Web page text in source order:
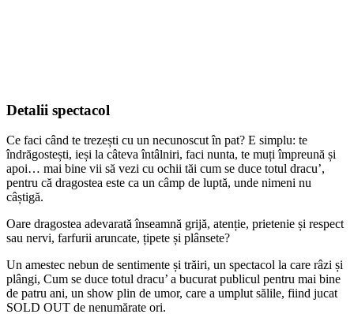
Detalii spectacol
Ce faci când te trezești cu un necunoscut în pat? E simplu: te
îndrăgostești, ieși la câteva întâlniri, faci nunta, te muți împreună și
apoi… mai bine vii să vezi cu ochii tăi cum se duce totul dracu’,
pentru că dragostea este ca un câmp de luptă, unde nimeni nu
câștigă.
Oare dragostea adevarată înseamnă grijă, atenție, prietenie și respect
sau nervi, farfurii aruncate, țipete și plânsete?
Un amestec nebun de sentimente și trăiri, un spectacol la care râzi și
plângi, Cum se duce totul dracu’ a bucurat publicul pentru mai bine
de patru ani, un show plin de umor, care a umplut sălile, fiind jucat
SOLD OUT de nenumărate ori.